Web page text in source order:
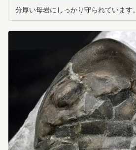
分厚い母岩にしっかり守られています。